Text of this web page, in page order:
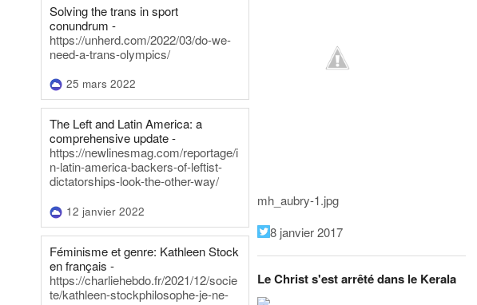
Solving the trans in sport
conundrum -
https://unherd.com/2022/03/do-we-
need-a-trans-olympics/
25 mars 2022
The Left and Latin America: a
comprehensive update -
https://newlinesmag.com/reportage/i
n-latin-america-backers-of-leftist-
dictatorships-look-the-other-way/
12 janvier 2022
Féminisme et genre: Kathleen Stock
en français -
https://charliehebdo.fr/2021/12/socie
te/kathleen-stockphilosophe-je-ne-
mh_aubry-1.jpg
8 janvier 2017
Le Christ s'est arrêté dans le Kerala